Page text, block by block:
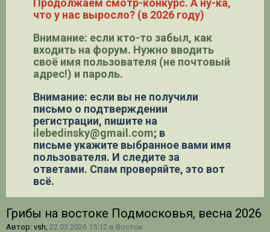
Продолжаем смотр-конкурс. А ну-ка,
что у нас выросло? (в 2026 году)
Внимание: если кто-то забыл, как
входить на форум. Нужно вводить
своё имя пользователя (не почтовый
адрес!) и пароль.
Внимание: если вы не получили
письмо о подтверждении
регистрации, пишите на
ilebedinsky@gmail.com; в
письме укажите выбранное вами имя
пользователя. И следите за
ответами. Спам проверяйте, это вот
всё.
Грибы на востоке Подмосковья, весна 2026
Автор: vsh, 22.03.2026 15:12 в Восток